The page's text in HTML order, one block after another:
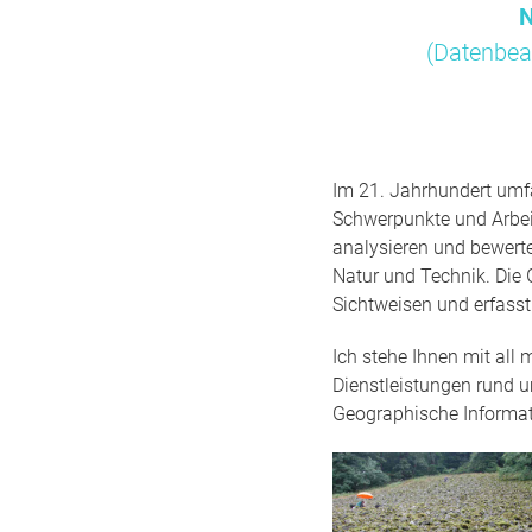
Im 21. Jahrhundert
Schwerpunkte und
analysieren und
Natur und Technik.
Sichtweisen und
Ich stehe Ihnen mit all
Dienstleistungen rund
Geographische